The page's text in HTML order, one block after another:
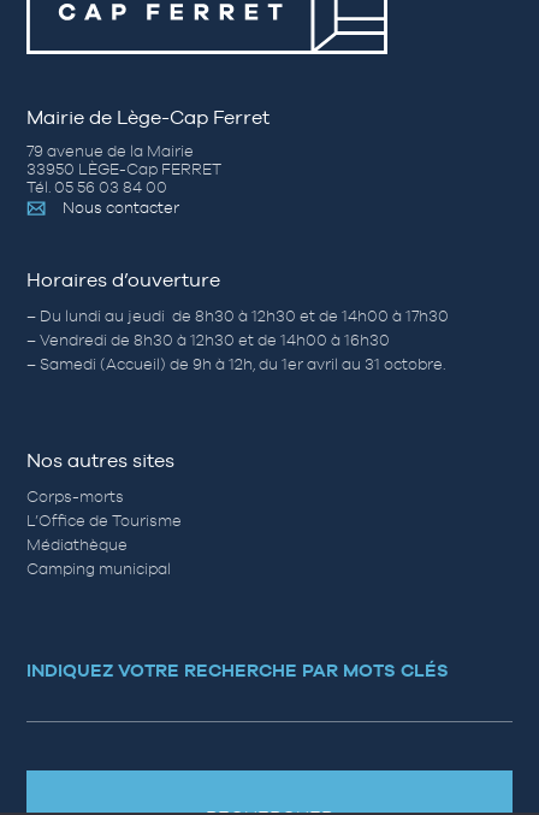
Mairie de Lège-Cap Ferret
79 avenue de la Mairie
33950 LÈGE-Cap FERRET
Tél. 05 56 03 84 00
Nous contacter
Horaires d’ouverture
– Du lundi au jeudi de 8h30 à 12h30 et de 14h00 à 17h30
– Vendredi de 8h30 à 12h30 et de 14h00 à 16h30
– Samedi (Accueil) de 9h à 12h, du 1er avril au 31 octobre.
Nos autres sites
Corps-morts
L’Office de Tourisme
Médiathèque
Camping municipal
INDIQUEZ VOTRE RECHERCHE PAR MOTS CLÉS